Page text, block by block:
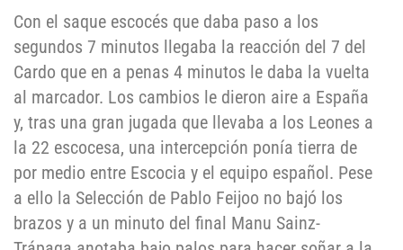
Con el saque escocés que daba paso a los
segundos 7 minutos llegaba la reacción del 7 del
Cardo que en a penas 4 minutos le daba la vuelta
al marcador. Los cambios le dieron aire a España
y, tras una gran jugada que llevaba a los Leones a
la 22 escocesa, una intercepción ponía tierra de
por medio entre Escocia y el equipo español. Pese
a ello la Selección de Pablo Feijoo no bajó los
brazos y a un minuto del final Manu Sainz-